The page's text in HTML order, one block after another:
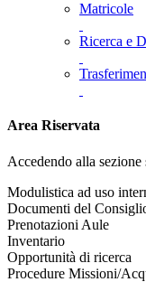
Matricole
Ricerca e
Area Riservata
Accedendo alla sezione
Modulistica ad uso
Documenti del
Prenotazioni Aule
Inventario
Opportunità di ricerca
Procedure Missioni/